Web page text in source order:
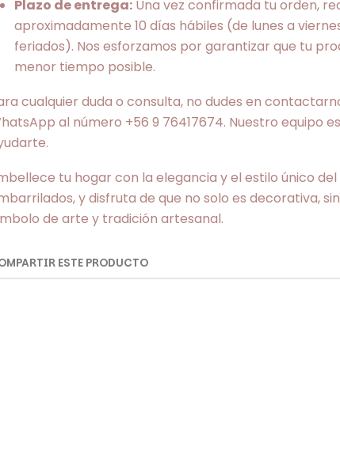
Plazo de entrega: Una vez confirmada tu orden,
aproximadamente 10 días hábiles (de lunes a
feriados). Nos esforzamos por garantizar que tu
menor tiempo posible.
cualquier duda o consulta, no dudes en
al número +56 9 76417674. Nuestro equipo
tu hogar con la elegancia y el estilo único
y disfruta de que no solo es decorativa,
de arte y tradición artesanal.
ESTE PRODUCTO